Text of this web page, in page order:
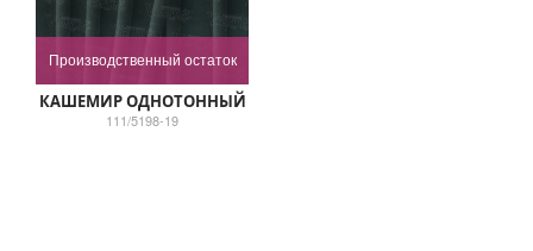
Производственный остаток
КАШЕМИР ОДНОТОННЫЙ
111/5198-19